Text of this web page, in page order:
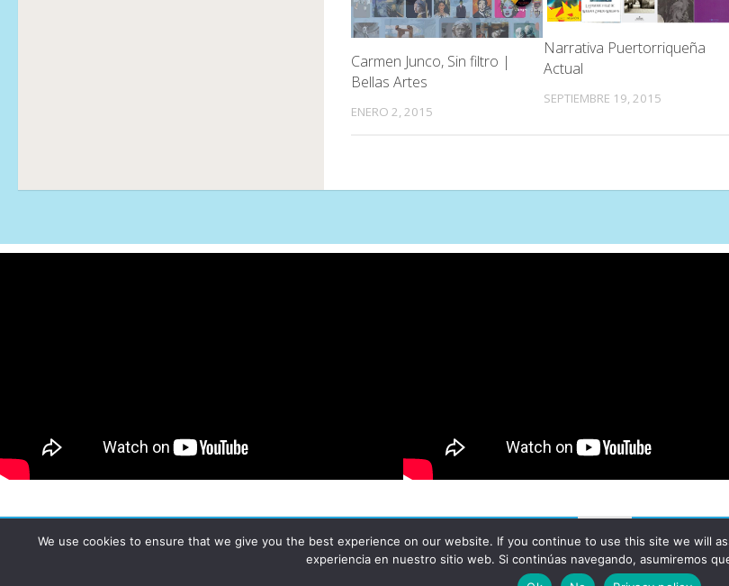
Carmen Junco, Sin filtro |
Bellas Artes
ENERO 2, 2015
Narrativa Puertorriqueña
Actual
SEPTIEMBRE 19, 2015
AUTOGIRO/el giro del arte actual © JAVIER MARTINEZ 2026. All Rights Reserved.
We use cookies to ensure that we give you the best experience on our website. If you continue to use this site we will
experiencia en nuestro sitio web. Si continúas navegando, asumiremos